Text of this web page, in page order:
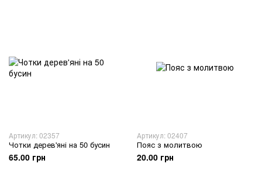
Артикул: 02357
Чотки дерев'яні на 50 бусин
65.00 грн
Артикул: 02407
Пояс з молитвою
20.00 грн